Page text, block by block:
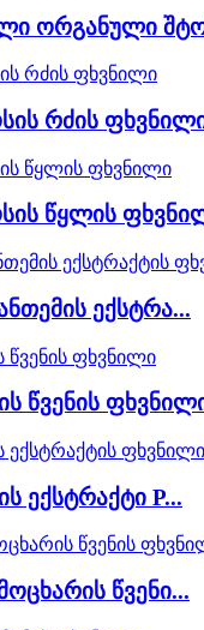
ორგანული
რძის
წყლის
ექსტრა...
წვენის
ექსტრაქტი P...
წვენი...